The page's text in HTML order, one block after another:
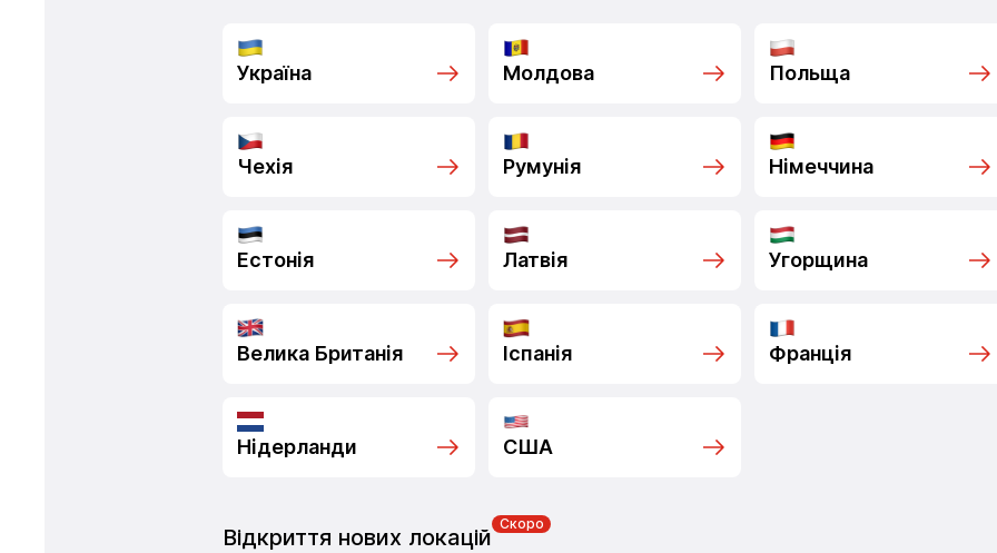
Україна Молдова Польща
Чехія Румунія Німеччина
Естонія Латвія Угорщина
Велика Британія Іспанія Франція
Нідерланди США
Відкриття нових локацій
Скоро